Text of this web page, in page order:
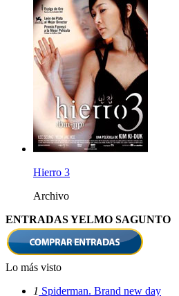
Hierro 3
Archivo
ENTRADAS YELMO SAGUNTO
Lo más visto
1 Spiderman. Brand new day